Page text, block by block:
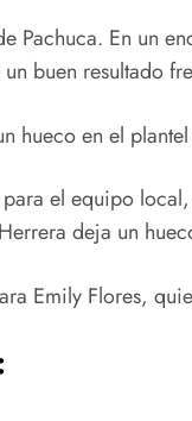
Pachuca. En un
buen resultado
hueco en el
el equipo
deja un
Emily Flores,